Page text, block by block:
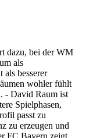
dazu, bei der WM
als
besserer
wohler fühlt
- David Raum ist
Spielphasen,
passt zu
zu erzeugen und
FC Bayern zeigt